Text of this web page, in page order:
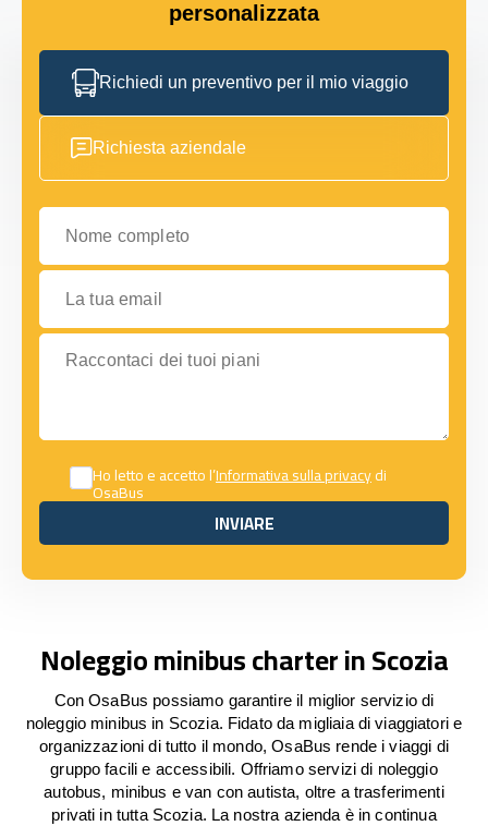
personalizzata
Richiedi un preventivo per il mio viaggio
Richiesta aziendale
Nome completo
La tua email
Raccontaci dei tuoi piani
Ho letto e accetto l’Informativa sulla privacydi
OsaBus
INVIARE
INVIARE
Noleggio minibus charter in Scozia
Con OsaBus possiamo garantire il miglior servizio di
noleggio minibus in Scozia. Fidato da migliaia di viaggiatori e
organizzazioni di tutto il mondo, OsaBus rende i viaggi di
gruppo facili e accessibili. Offriamo servizi di noleggio
autobus, minibus e van con autista, oltre a trasferimenti
privati in tutta Scozia. La nostra azienda è in continua